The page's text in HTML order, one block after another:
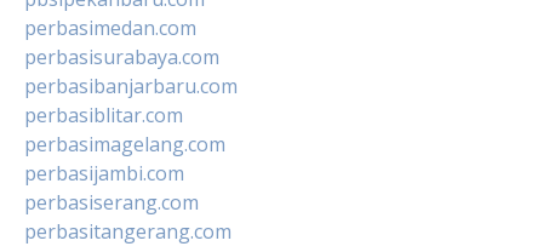
perbasimedan.com
perbasisurabaya.com
perbasibanjarbaru.com
perbasiblitar.com
perbasimagelang.com
perbasijambi.com
perbasiserang.com
perbasitangerang.com